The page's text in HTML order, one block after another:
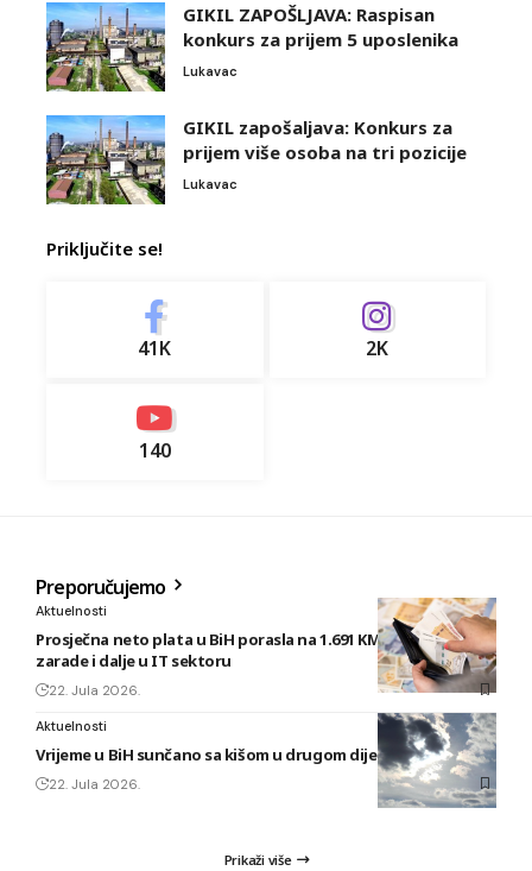
GIKIL ZAPOŠLJAVA: Raspisan
konkurs za prijem 5 uposlenika
Lukavac
GIKIL zapošaljava: Konkurs za
prijem više osoba na tri pozicije
Lukavac
Priključite se!
41K 2K
140
Preporučujemo
Aktuelnosti
Prosječna neto plata u BiH porasla na 1.691 KM, najveće
zarade i dalje u IT sektoru
22. Jula 2026.
Aktuelnosti
Vrijeme u BiH sunčano sa kišom u drugom dijelu dana
22. Jula 2026.
Prikaži više